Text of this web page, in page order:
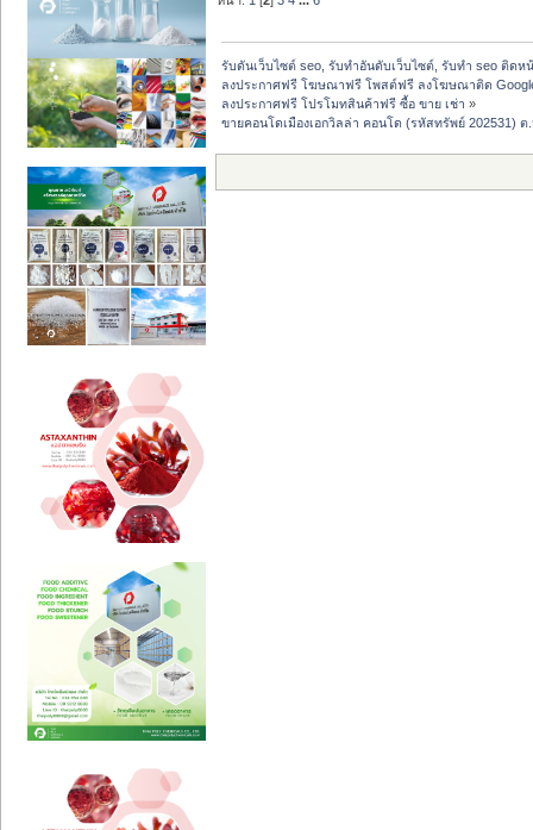
รับดันเว็บไซต์ seo, รับทำอันดับเว็บไซต์, รับทำ seo ติดห
ลงประกาศฟรี โฆษณาฟรี โพสต์ฟรี ลงโฆษณาติด
ลงประกาศฟรี โปรโมทสินค้าฟรี ซื้อ ขาย เช่า »
ขายคอนโดเมืองเอกวิลล่า คอนโด (รหัสทรัพย์ 202531)